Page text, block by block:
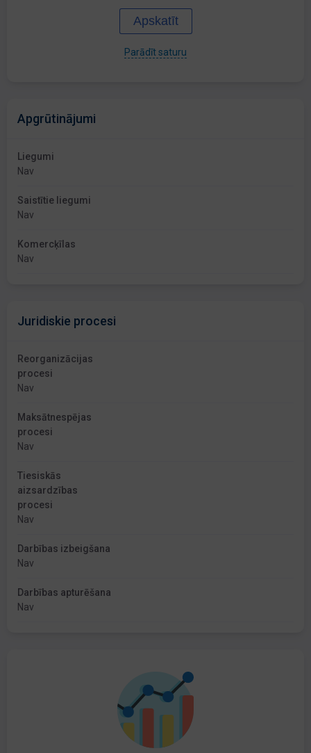
Apskatīt
Parādīt saturu
Apgrūtinājumi
Liegumi
Nav
Saistītie liegumi
Nav
Komercķīlas
Nav
Juridiskie procesi
Reorganizācijas
procesi
Nav
Maksātnespējas
procesi
Nav
Tiesiskās
aizsardzības
procesi
Nav
Darbības izbeigšana
Nav
Darbības apturēšana
Nav